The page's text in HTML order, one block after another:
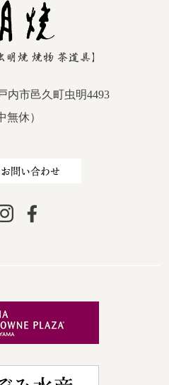
内市邑久町虫明4493
無休）
問い合わせ